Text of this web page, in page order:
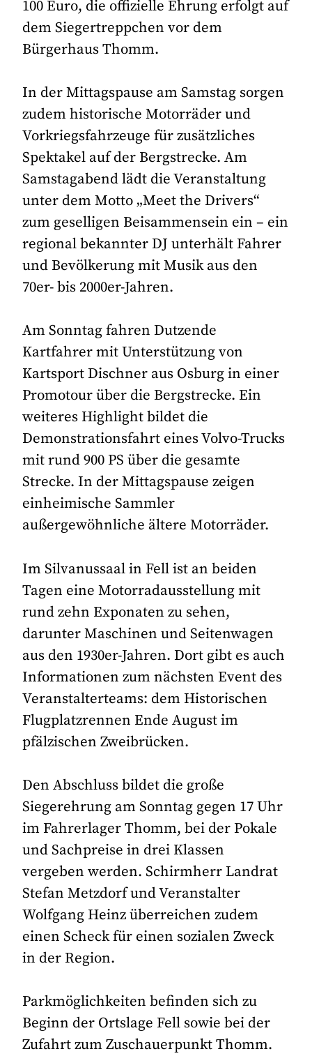
100 Euro, die offizielle Ehrung erfolgt auf
dem Siegertreppchen vor dem
Bürgerhaus Thomm.
In der Mittagspause am Samstag sorgen
zudem historische Motorräder und
Vorkriegsfahrzeuge für zusätzliches
Spektakel auf der Bergstrecke. Am
Samstagabend lädt die Veranstaltung
unter dem Motto „Meet the Drivers“
zum geselligen Beisammensein ein – ein
regional bekannter DJ unterhält Fahrer
und Bevölkerung mit Musik aus den
70er- bis 2000er-Jahren.
Am Sonntag fahren Dutzende
Kartfahrer mit Unterstützung von
Kartsport Dischner aus Osburg in einer
Promotour über die Bergstrecke. Ein
weiteres Highlight bildet die
Demonstrationsfahrt eines Volvo-Trucks
mit rund 900 PS über die gesamte
Strecke. In der Mittagspause zeigen
einheimische Sammler
außergewöhnliche ältere Motorräder.
Im Silvanussaal in Fell ist an beiden
Tagen eine Motorradausstellung mit
rund zehn Exponaten zu sehen,
darunter Maschinen und Seitenwagen
aus den 1930er-Jahren. Dort gibt es auch
Informationen zum nächsten Event des
Veranstalterteams: dem Historischen
Flugplatzrennen Ende August im
pfälzischen Zweibrücken.
Den Abschluss bildet die große
Siegerehrung am Sonntag gegen 17 Uhr
im Fahrerlager Thomm, bei der Pokale
und Sachpreise in drei Klassen
vergeben werden. Schirmherr Landrat
Stefan Metzdorf und Veranstalter
Wolfgang Heinz überreichen zudem
einen Scheck für einen sozialen Zweck
in der Region.
Parkmöglichkeiten befinden sich zu
Beginn der Ortslage Fell sowie bei der
Zufahrt zum Zuschauerpunkt Thomm.